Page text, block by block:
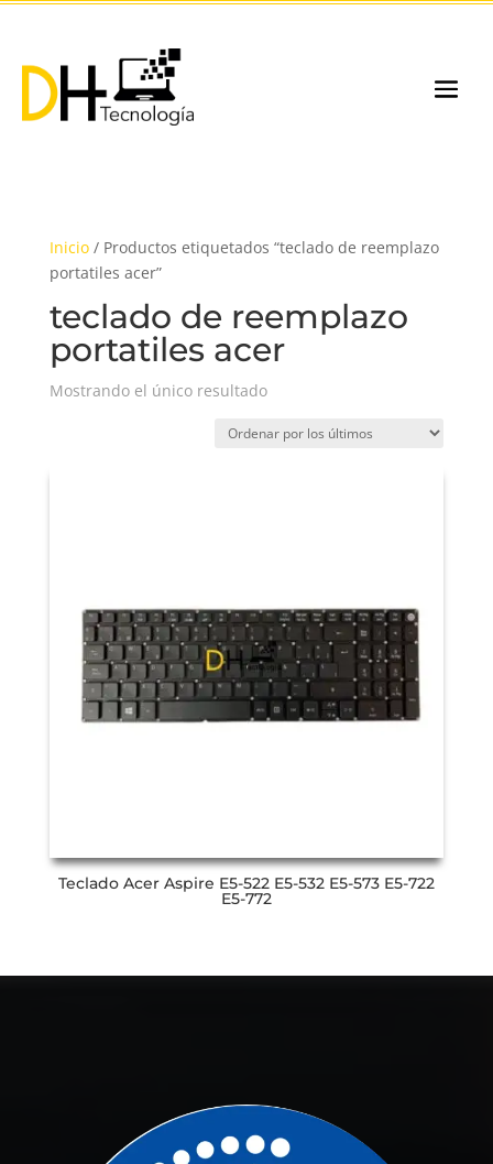
Inicio/ Productos etiquetados “teclado de reemplazo
portatiles acer”
teclado de reemplazo
portatiles acer
Mostrando el único resultado
Teclado Acer Aspire E5-522 E5-532 E5-573 E5-722
E5-772